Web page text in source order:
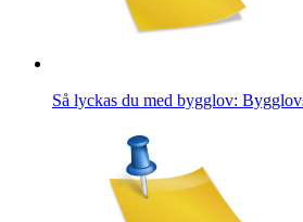
Så lyckas du med bygglov: